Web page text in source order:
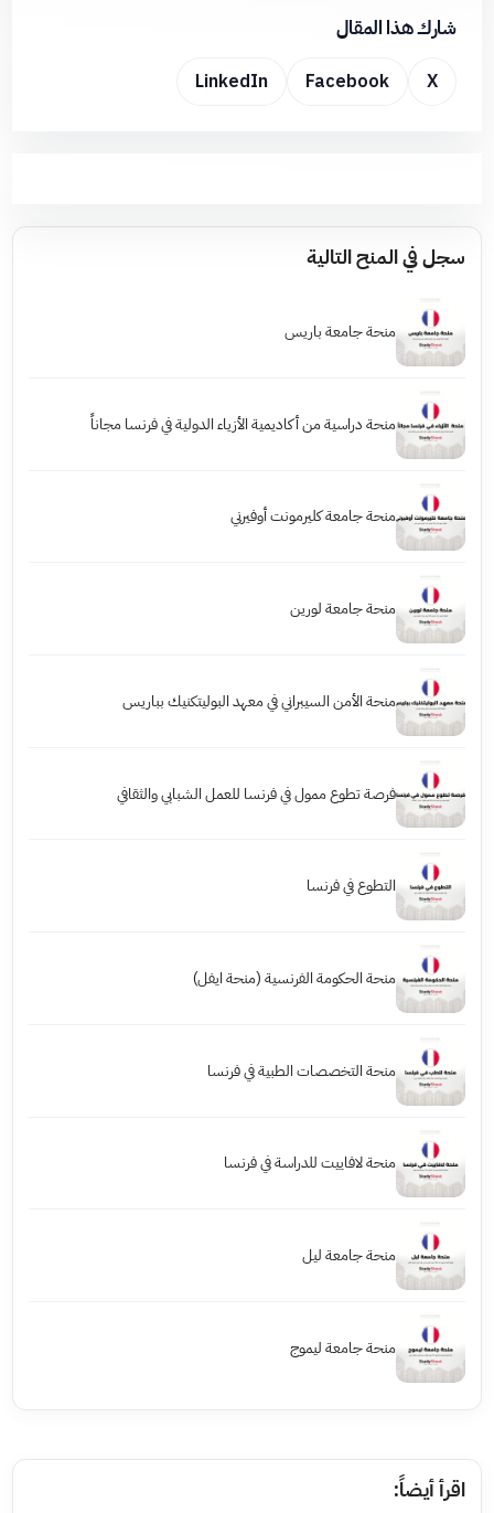
شارك هذا المقال
X
Facebook
LinkedIn
سجل في المنح التالية
منحة جامعة باريس
منحة دراسية من أكاديمية الأزياء الدولية في فرنسا مجاناً
منحة جامعة كليرمونت أوفيرني
منحة جامعة لورين
منحة الأمن السيبراني في معهد البوليتكنيك بباريس
فرصة تطوع ممول في فرنسا للعمل الشبابي والثقافي
التطوع في فرنسا
منحة الحكومة الفرنسية (منحة ايفل)
منحة التخصصات الطبية في فرنسا
منحة لافاييت للدراسة في فرنسا
منحة جامعة ليل
منحة جامعة ليموج
اقرأ أيضاً: